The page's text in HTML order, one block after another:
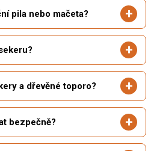
pila nebo mačeta?
a dřevěné toporo?
bezpečně?